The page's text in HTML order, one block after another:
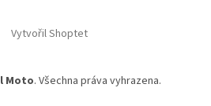
Vytvořil Shoptet
Moto. Všechna práva vyhrazena.